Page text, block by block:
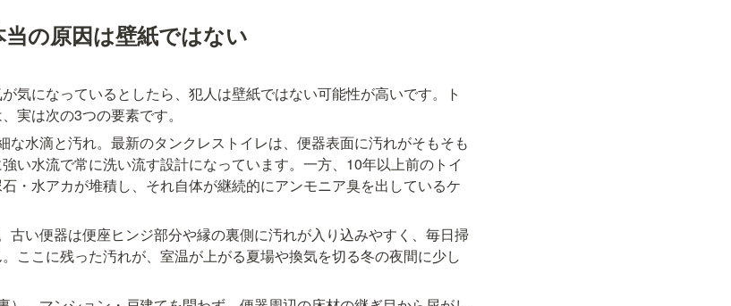
の原因は壁紙ではない
気になっているとしたら、犯人は壁紙ではない可能性が高いです。ト
実は次の3つの要素です。
な水滴と汚れ。最新のタンクレストイレは、便器表面に汚れがそもそも
い水流で常に洗い流す設計になっています。一方、10年以上前のトイ
・水アカが堆積し、それ自体が継続的にアンモニア臭を出しているケ
古い便器は便座ヒンジ部分や縁の裏側に汚れが入り込みやすく、毎日掃
ここに残った汚れが、室温が上がる夏場や換気を切る冬の夜間に少し